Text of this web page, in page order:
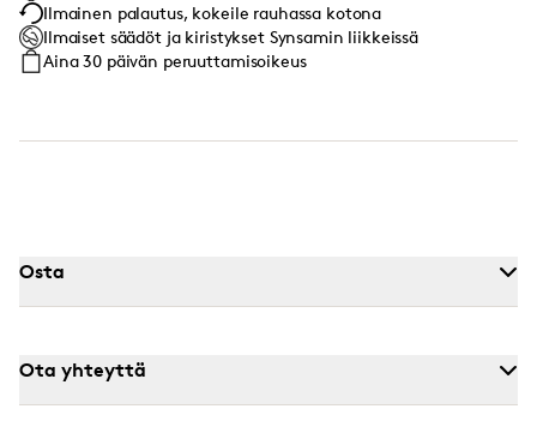
Ilmainen palautus, kokeile rauhassa kotona
Ilmaiset säädöt ja kiristykset Synsamin liikkeissä
Aina 30 päivän peruuttamisoikeus
Osta
Ota yhteyttä